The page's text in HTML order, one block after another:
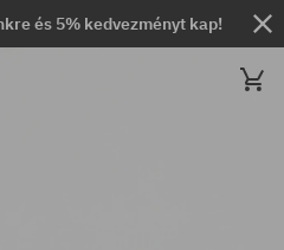
és 5% kedvezményt kap!